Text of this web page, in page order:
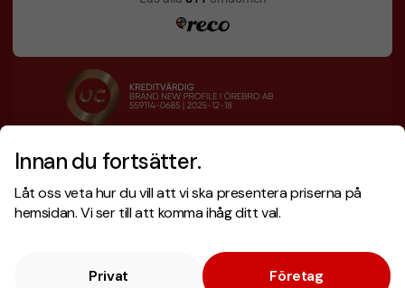
Innan du fortsätter.
Låt oss veta hur du vill att vi ska presentera priserna på
hemsidan. Vi ser till att komma ihåg ditt val.
Privat Företag
Designskiss inom 1 h
Fri offert
Snabb leverans
Copyright © 2026 . Brand New Profile AB